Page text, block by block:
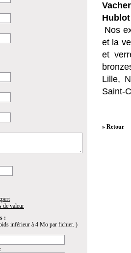
de valeur
:
inférieur à 4 Mo par fichier. )
Nos
et la
et
Lille,
Saint-
» Retour